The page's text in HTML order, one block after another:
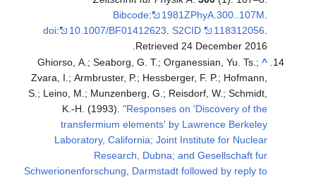
Bibcode: 1981ZPhyA.300..107M
doi: 10.1007/BF01412623 .S2CID 118312056
Retrieved 24 December 2016
^
Ghiorso, A.; Seaborg, G. T.; Organessian, Yu. Ts.;
Zvara, I.; Armbruster, P.; Hessberger, F. P.; Hofmann,
S.; Leino, M.; Munzenberg, G.; Reisdorf, W.; Schmidt,
K.-H. (1993)."Responses on 'Discovery of the
transfermium elements' by Lawrence Berkeley
Laboratory, California; Joint Institute for Nuclear
Research, Dubna; and Gesellschaft fur
Schwerionenforschung, Darmstadt followed by reply to